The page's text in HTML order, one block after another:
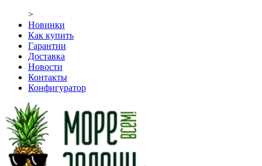
>
Новинки
Как купить
Гарантии
Доставка
Новости
Контакты
Конфигуратор